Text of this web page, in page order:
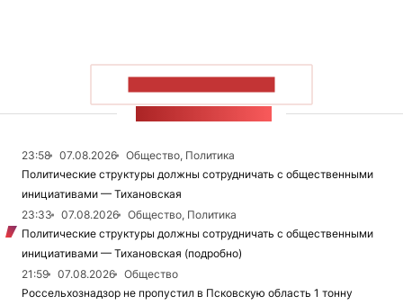
23:58 07.08.2026
Общество, Политика
Политические структуры должны сотрудничать с общественными
инициативами — Тихановская
23:33
07.08.2026
Общество, Политика
Политические структуры должны сотрудничать с общественными
инициативами — Тихановская (подробно)
21:59
07.08.2026
Общество
Россельхознадзор не пропустил в Псковскую область 1 тонну